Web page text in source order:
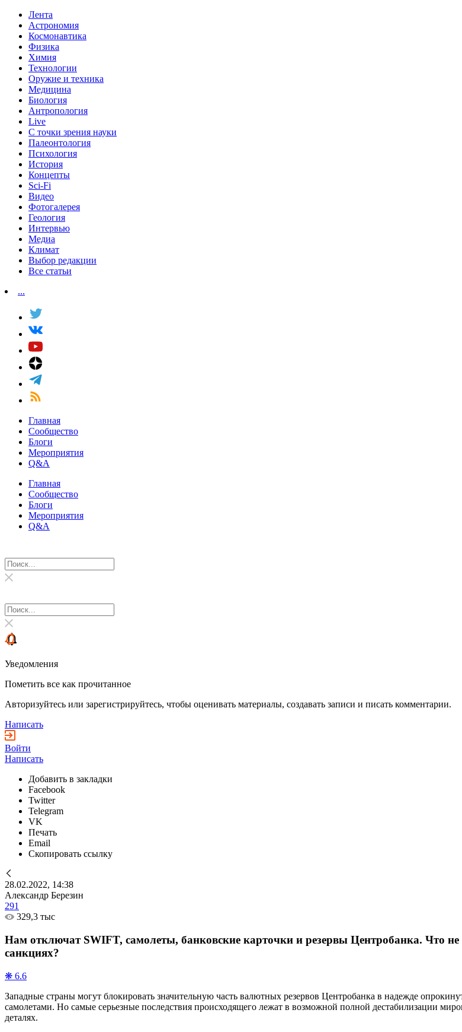
Лента
Астрономия
Космонавтика
Физика
Химия
Технологии
Оружие и техника
Медицина
Биология
Антропология
Live
С точки зрения науки
Палеонтология
Психология
История
Концепты
Sci-Fi
Видео
Фотогалерея
Геология
Интервью
Медиа
Климат
Выбор редакции
Все статьи
...
Главная
Сообщество
Блоги
Мероприятия
Q&A
Главная
Сообщество
Блоги
Мероприятия
Q&A
Уведомления
Пометить все как прочитанное
Авторизуйтесь или зарегистрируйтесь, чтобы оценивать материалы, создавать записи и писать комментарии.
Написать
Войти
Написать
Добавить в закладки
Facebook
Twitter
Telegram
VK
Печать
Email
Скопировать ссылку
28.02.2022, 14:38
Александр Березин
291
329,3 тыс
Нам отключат SWIFT, самолеты, банковские карточки и резервы Центробанка. Что
санкциях?
❋ 6.6
Западные страны могут блокировать значительную часть валютных резервов Центробанка в надежде
самолетами. Но самые серьезные последствия происходящего лежат в возможной полной дестабилизации
деталях.